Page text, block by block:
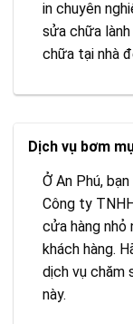
in chuyên
sửa chữa
chữa tại nhà
Dịch vụ bơm
Ở An Phú,
Công ty
cửa hàng
khách hàng.
dịch vụ chăm
này.